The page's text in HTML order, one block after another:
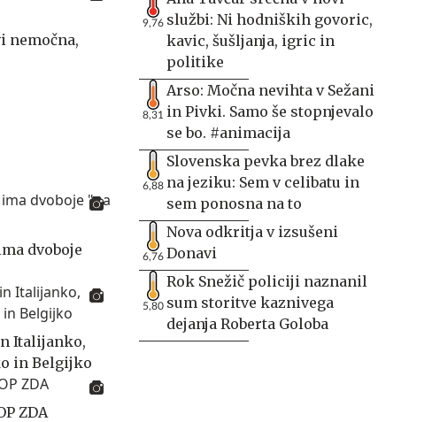
nemočna,
dvoboje
Italijanko,
in Belgijko
ZDA
9,76 službi: Ni hodniških govoric,
kavic, šušljanja, igric in
politike
8,31
Arso: Močna nevihta v Sežani
in Pivki. Samo še stopnjevalo
se bo. #animacija
6,88
Slovenska pevka brez dlake
na jeziku: Sem v celibatu in
sem ponosna na to
6,76
Nova odkritja v izsušeni
Donavi
5,80
Rok Snežič policiji naznanil
sum storitve kaznivega
dejanja Roberta Goloba